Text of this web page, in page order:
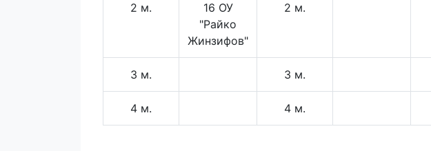
2 м.
16 ОУ
"Райко
Жинзифов"
2 м.
3 м. 3 м.
4 м. 4 м.